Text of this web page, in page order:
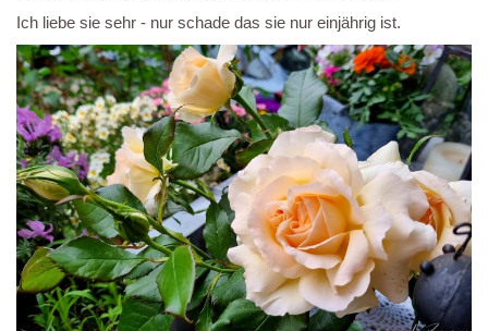
Ich liebe sie sehr - nur schade das sie nur einjährig ist.